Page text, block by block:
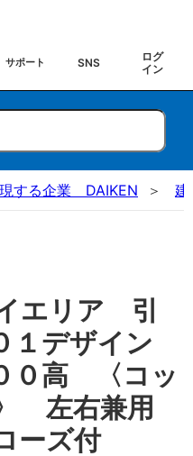
サポート SNS
ログ
イン
現する企業 DAIKEN 建
エリア 引
デザイン
０高 〈コッ
〉 左右兼用
ーズ付